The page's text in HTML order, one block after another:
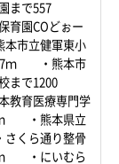
まで557
園COどぉー
市立健軍東小
ｍ ・熊本市
まで1200
育医療専門学
ｍ ・熊本県立
くら通り整骨
・にいむら